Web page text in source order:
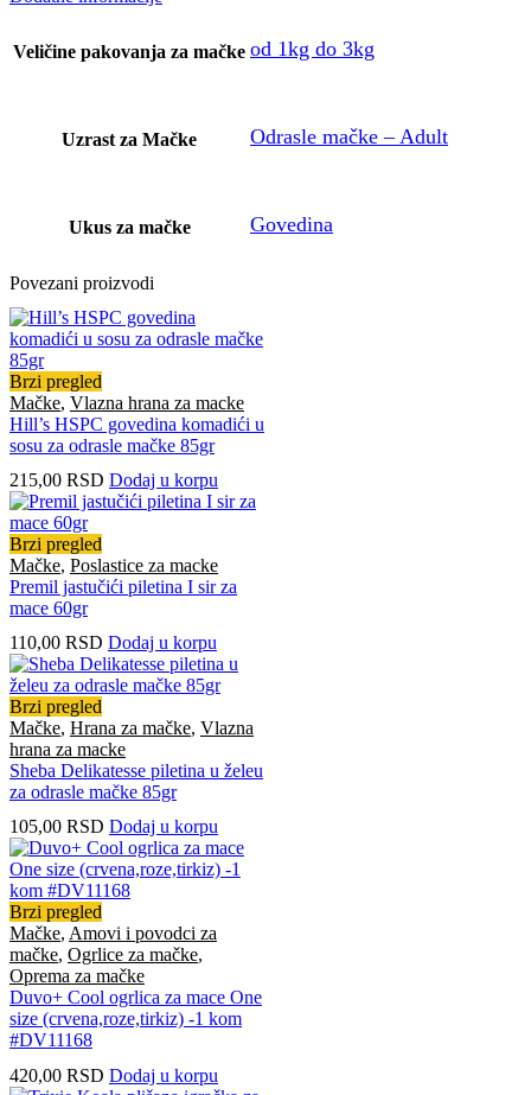
Veličine pakovanja za mačke od 1kg do 3kg
Uzrast za Mačke Odrasle mačke – Adult
Ukus za mačke Govedina
Povezani proizvodi
Brzi pregled
Mačke, Vlazna hrana za macke
Hill’s HSPC govedina komadići u
sosu za odrasle mačke 85gr
215,00 RSD Dodaj u korpu
Brzi pregled
Mačke, Poslastice za macke
Premil jastučići piletina I sir za
mace 60gr
110,00 RSD Dodaj u korpu
Brzi pregled
Mačke, Hrana za mačke, Vlazna
hrana za macke
Sheba Delikatesse piletina u želeu
za odrasle mačke 85gr
105,00 RSD Dodaj u korpu
Brzi pregled
Mačke, Amovi i povodci za
mačke, Ogrlice za mačke,
Oprema za mačke
Duvo+ Cool ogrlica za mace One
size (crvena,roze,tirkiz) -1 kom
#DV11168
420,00 RSD Dodaj u korpu